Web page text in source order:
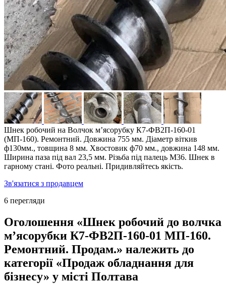
Шнек робочий на Волчок мʼясорубку К7-ФВ2П-160-01
(МП-160). Ремонтний. Довжина 755 мм. Діаметр віткив
ф130мм., товщина 8 мм. Хвостовик ф70 мм., довжина 148 мм.
Ширина паза під вал 23,5 мм. Різьба під палець М36. Шнек в
гарному стані. Фото реальні. Придивляйтесь якість.
Зв'язатися з продавцем
6 перегляди
Оголошення «Шнек робочий до волчка
мʼясорубки К7-ФВ2П-160-01 МП-160.
Ремонтний. Продам.» належить до
категорії «Продаж обладнання для
бізнесу» у місті Полтава